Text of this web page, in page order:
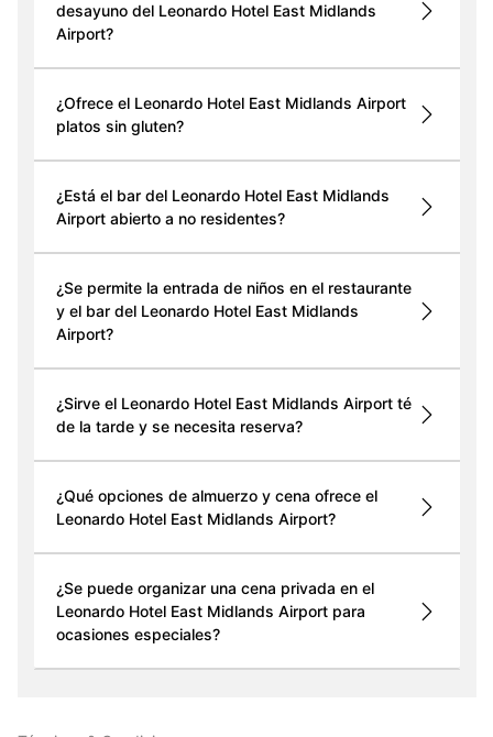
desayuno del Leonardo Hotel East Midlands
Airport?
¿Ofrece el Leonardo Hotel East Midlands Airport
platos sin gluten?
¿Está el bar del Leonardo Hotel East Midlands
Airport abierto a no residentes?
¿Se permite la entrada de niños en el restaurante
y el bar del Leonardo Hotel East Midlands
Airport?
¿Sirve el Leonardo Hotel East Midlands Airport té
de la tarde y se necesita reserva?
¿Qué opciones de almuerzo y cena ofrece el
Leonardo Hotel East Midlands Airport?
¿Se puede organizar una cena privada en el
Leonardo Hotel East Midlands Airport para
ocasiones especiales?